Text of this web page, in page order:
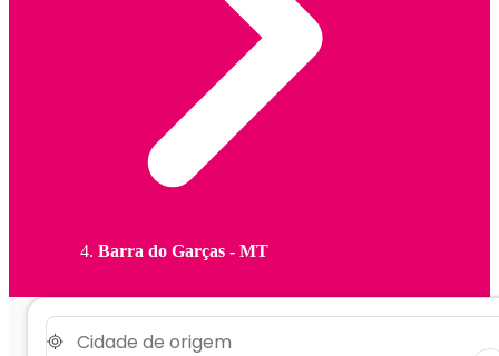
Barra do Garças - MT